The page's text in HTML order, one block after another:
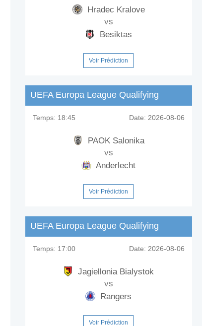
Hradec Kralove
vs
Besiktas
Voir Prédiction
UEFA Europa League Qualifying
Temps: 18:45 Date: 2026-08-06
PAOK Salonika
vs
Anderlecht
Voir Prédiction
UEFA Europa League Qualifying
Temps: 17:00 Date: 2026-08-06
Jagiellonia Bialystok
vs
Rangers
Voir Prédiction